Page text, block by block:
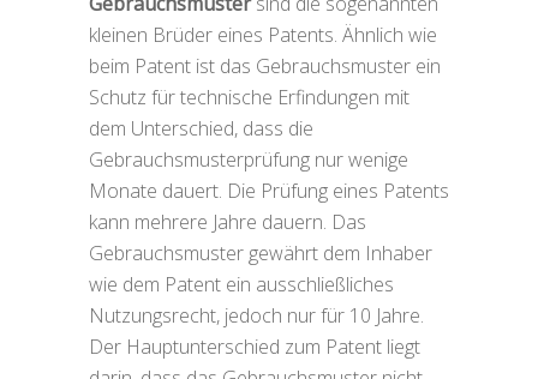
kleinen Brüder eines Patents. Ähnlich wie
beim Patent ist das Gebrauchsmuster ein
Schutz für technische Erfindungen mit
dem Unterschied, dass die
Gebrauchsmusterprüfung nur wenige
Monate dauert. Die Prüfung eines Patents
kann mehrere Jahre dauern. Das
Gebrauchsmuster gewährt dem Inhaber
wie dem Patent ein ausschließliches
Nutzungsrecht, jedoch nur für 10 Jahre.
Der Hauptunterschied zum Patent liegt